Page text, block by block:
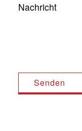
Nachricht